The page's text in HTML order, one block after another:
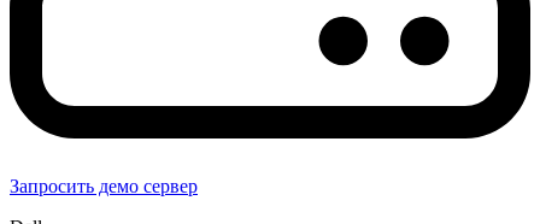
Запросить демо сервер